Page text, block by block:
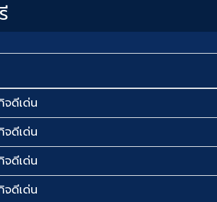
จดีเด่น
จดีเด่น
จดีเด่น
จดีเด่น